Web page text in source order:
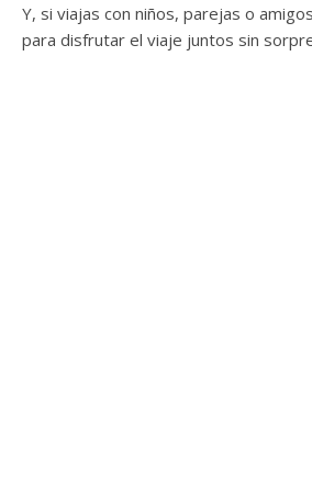
Y, si viajas con niños, parejas o
para disfrutar el viaje juntos sin